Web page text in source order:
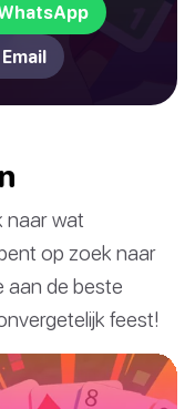
Email
naar wat
op zoek naar
aan de beste
feest!